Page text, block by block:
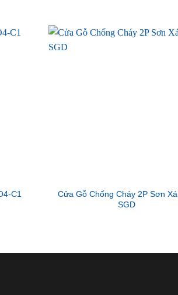
C1
Cửa Gỗ Chống Cháy 2P Sơn
SGD